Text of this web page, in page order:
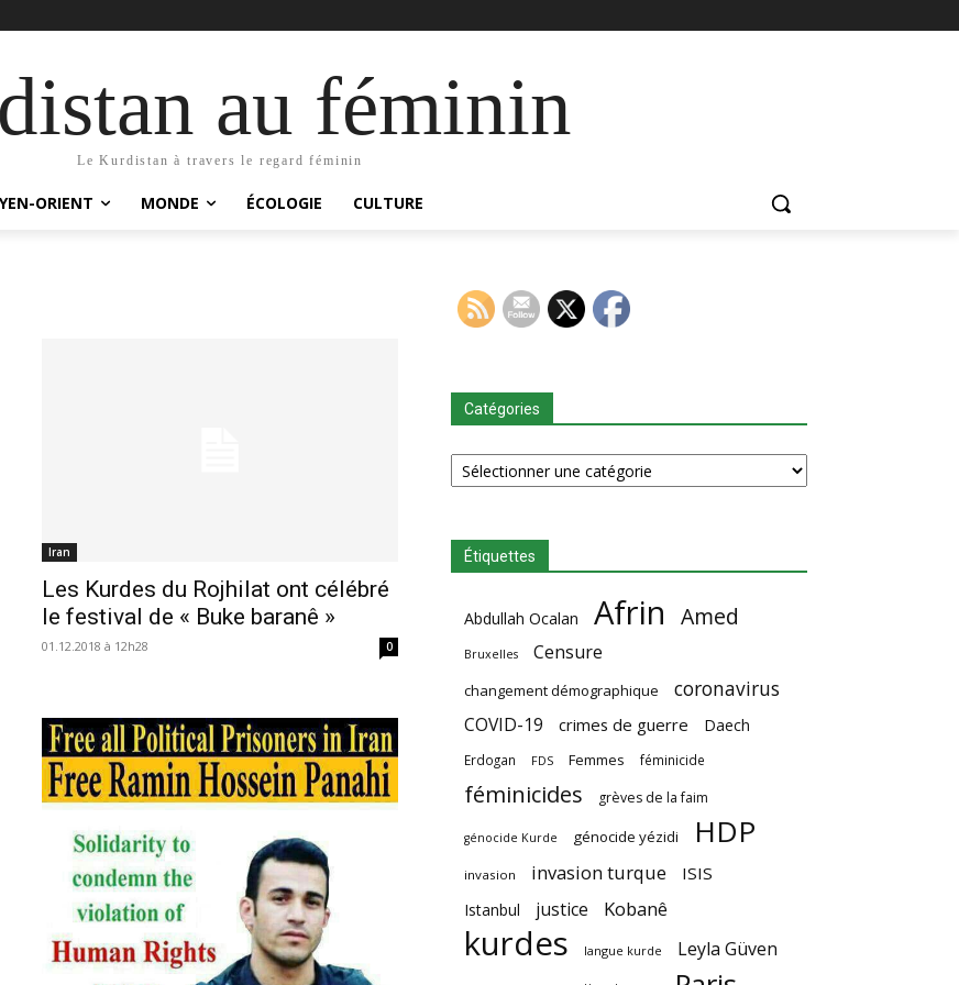
au féminin
Le Kurdistan à travers le regard féminin
ORIENT MONDE ÉCOLOGIE CULTURE
Iran
Les Kurdes du Rojhilat ont célébré
le festival de « Buke baranê »
01.12.2018 à 12h28 0
Catégories
Catégories
Étiquettes
Abdullah Ocalan Afrin Amed
Bruxelles Censure
changement démographique coronavirus
COVID-19 crimes de guerre Daech
Erdogan FDS Femmes féminicide
féminicides grèves de la faim
génocide Kurde génocide yézidi HDP
invasion invasion turque ISIS
Istanbul justice Kobanê
kurdes langue kurde Leyla Güven